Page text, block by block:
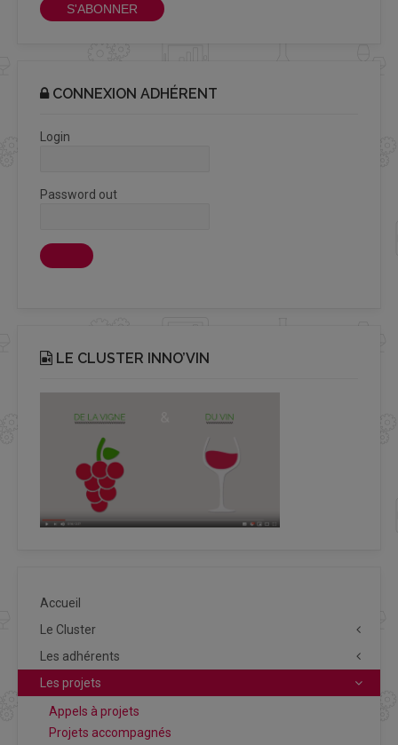
S'ABONNER
CONNEXION ADHÉRENT
Login
Password out
LE CLUSTER INNO’VIN
Accueil
Le Cluster
Les adhérents
Les projets
Appels à projets
Projets accompagnés